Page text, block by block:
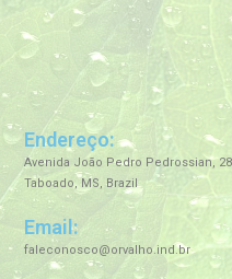
Endereço:
Avenida João Pedro Pedrossian,
Taboado, MS, Brazil
Email:
faleconosco@orvalho.ind.br